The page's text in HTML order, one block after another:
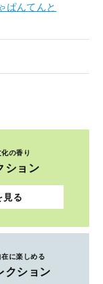
ぱんてんと
の香り
ション
見る
に楽しめる
クション